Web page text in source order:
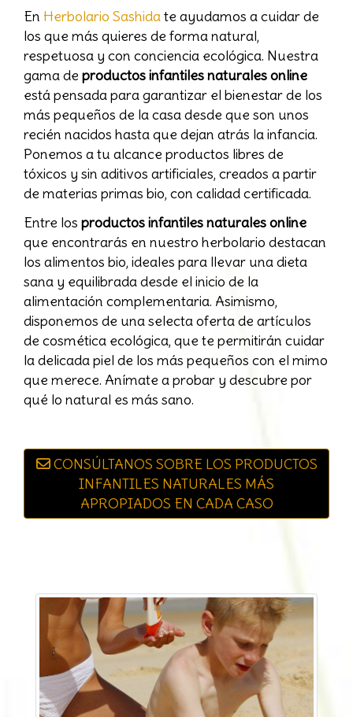
En Herbolario Sashidate ayudamos a cuidar de
los que más quieres de forma natural,
respetuosa y con conciencia ecológica. Nuestra
gama de productos infantiles naturales online
está pensada para garantizar el bienestar de los
más pequeños de la casa desde que son unos
recién nacidos hasta que dejan atrás la infancia.
Ponemos a tu alcance productos libres de
tóxicos y sin aditivos artificiales, creados a partir
de materias primas bio, con calidad certificada.
Entre los productos infantiles naturales online
que encontrarás en nuestro herbolario destacan
los alimentos bio, ideales para llevar una dieta
sana y equilibrada desde el inicio de la
alimentación complementaria. Asimismo,
disponemos de una selecta oferta de artículos
de cosmética ecológica, que te permitirán cuidar
la delicada piel de los más pequeños con el mimo
que merece. Anímate a probar y descubre por
qué lo natural es más sano.
CONSÚLTANOS SOBRE LOS PRODUCTOS
INFANTILES NATURALES MÁS
APROPIADOS EN CADA CASO